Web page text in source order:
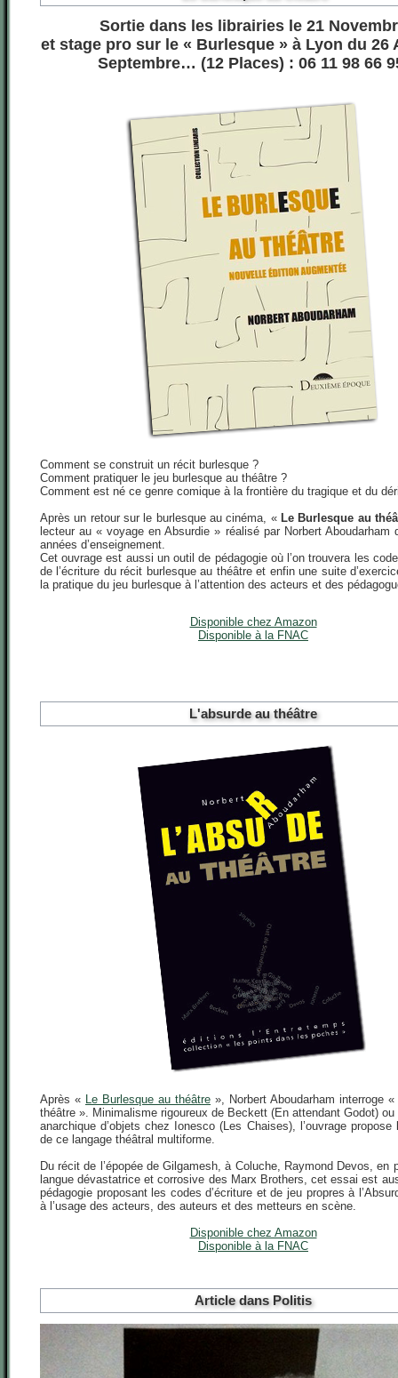
Sortie dans les librairies le 21
et stage pro sur le « Burlesque » à Lyon du 26
Septembre… (12 Places) : 06 11 98 66
Comment se construit un récit burlesque ?
Comment pratiquer le jeu burlesque au théâtre ?
Comment est né ce genre comique à la frontière du tragique et du
Après un retour sur le burlesque au cinéma, « Le Burlesque au
lecteur au « voyage en Absurdie » réalisé par Norbert Aboudarham
années d’enseignement.
Cet ouvrage est aussi un outil de pédagogie où l’on trouvera les
de l’écriture du récit burlesque au théâtre et enfin une suite
la pratique du jeu burlesque à l’attention des acteurs et des
Disponible chez Amazon
Disponible à la FNAC
L'absurde au théâtre
Après « Le Burlesque au théâtre », Norbert Aboudarham interroge «
théâtre ». Minimalisme rigoureux de Beckett (En attendant Godot)
anarchique d’objets chez Ionesco (Les Chaises), l’ouvrage propose
de ce langage théâtral multiforme.
Du récit de l’épopée de Gilgamesh, à Coluche, Raymond Devos, en
langue dévastatrice et corrosive des Marx Brothers, cet essai est
pédagogie proposant les codes d’écriture et de jeu propres à
à l’usage des acteurs, des auteurs et des metteurs en scène.
Disponible chez Amazon
Disponible à la FNAC
Article dans Politis